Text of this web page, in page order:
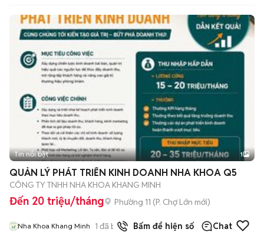
Tin nổi bật 1
QUẢN LÝ PHÁT TRIỂN KINH DOANH NHA KHOA Q5
CÔNG TY TNHH NHA KHOA KHANG MINH
Đến 20 triệu/tháng Phường 11 (P. Chợ Lớn mới)
Nha Khoa Khang Minh 1 đã bán Bấm để hiện số Chat